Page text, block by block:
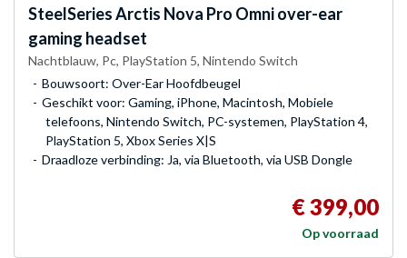
SteelSeriesArctis Nova Pro Omni over-ear
gaming headset
Nachtblauw, Pc, PlayStation 5, Nintendo Switch
Bouwsoort: Over-Ear Hoofdbeugel
Geschikt voor: Gaming, iPhone, Macintosh, Mobiele
telefoons, Nintendo Switch, PC-systemen, PlayStation 4,
PlayStation 5, Xbox Series X|S
Draadloze verbinding: Ja, via Bluetooth, via USB Dongle
€ 399,00
Op voorraad